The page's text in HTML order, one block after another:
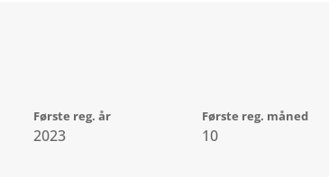
Første reg. år
2023
Første reg. måned
10